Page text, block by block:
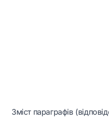
Зміст параграфів